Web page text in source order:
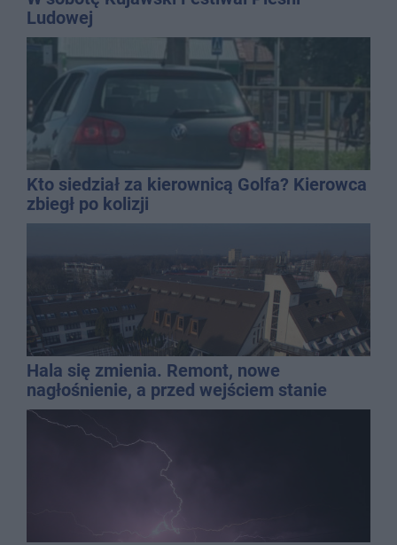
Ludowej
Kto siedział za kierownicą Golfa? Kierowca
zbiegł po kolizji
Hala się zmienia. Remont, nowe
nagłośnienie, a przed wejściem stanie
QEMETICA ARENA